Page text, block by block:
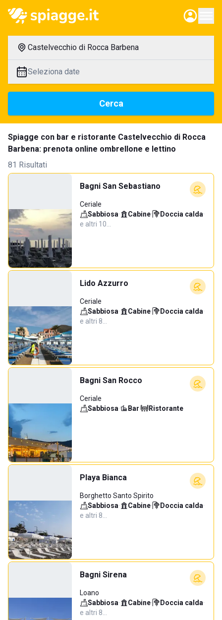
Castelvecchio di Rocca Barbena
Seleziona date
Cerca
Spiagge con bar e ristorante Castelvecchio di Rocca
Barbena: prenota online ombrellone e lettino
81 Risultati
Bagni San Sebastiano
Ceriale
Sabbiosa· Cabine· Doccia calda·
e altri 10…
Lido Azzurro
Ceriale
Sabbiosa· Cabine· Doccia calda·
e altri 8…
Bagni San Rocco
Ceriale
Sabbiosa· Bar· Ristorante
Playa Bianca
Borghetto Santo Spirito
Sabbiosa· Cabine· Doccia calda·
e altri 8…
Bagni Sirena
Loano
Sabbiosa· Cabine· Doccia calda·
e altri 8…